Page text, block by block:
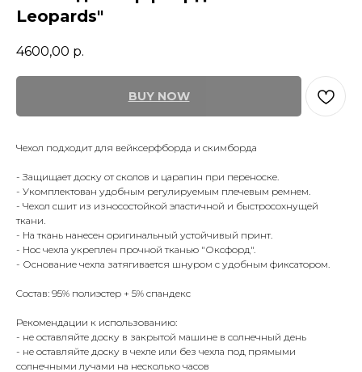
Leopards"
4600,00 р.
BUY NOW
Чехол подходит для вейксерфборда и скимборда
- Защищает доску от сколов и царапин при переноске.
- Укомплектован удобным регулируемым плечевым ремнем.
- Чехол сшит из износостойкой эластичной и быстросохнущей
ткани.
- На ткань нанесен оригинальный устойчивый принт.
- Нос чехла укреплен прочной тканью "Оксфорд".
- Основание чехла затягивается шнуром с удобным фиксатором.
Cостав: 95% полиэстер + 5% спандекс
Рекомендации к использованию:
- не оставляйте доску в закрытой машине в солнечный день
- не оставляйте доску в чехле или без чехла под прямыми
солнечными лучами на несколько часов